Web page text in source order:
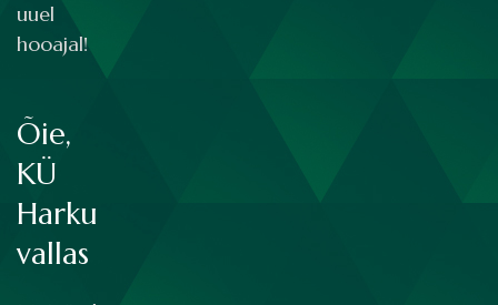
uuel
hooajal!
Õie,
KÜ
Harku
vallas